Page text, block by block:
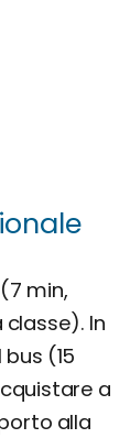
min,
In
(15
a
alla